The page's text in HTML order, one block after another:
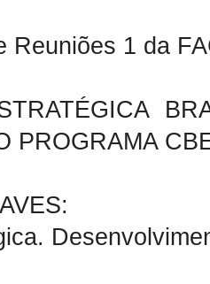
Reuniões 1 da
PROGRAMA